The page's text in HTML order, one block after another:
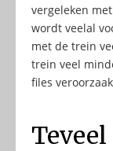
vergeleken
wordt veelal
met de trein
trein veel
files